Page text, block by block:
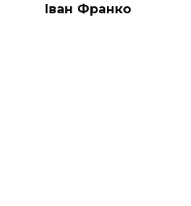
Іван Франко